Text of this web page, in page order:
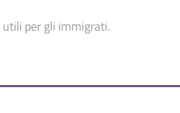
per gli immigrati.